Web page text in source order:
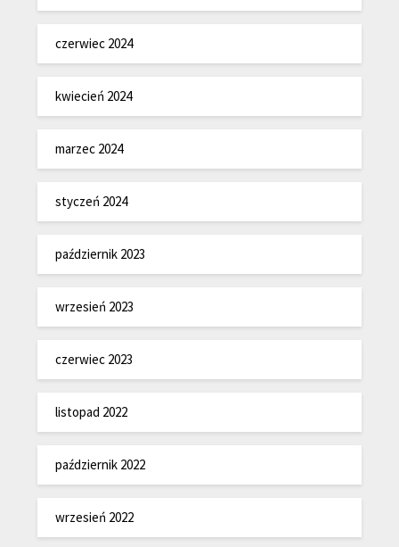
czerwiec 2024
kwiecień 2024
marzec 2024
styczeń 2024
październik 2023
wrzesień 2023
czerwiec 2023
listopad 2022
październik 2022
wrzesień 2022